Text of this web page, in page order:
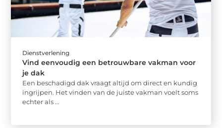
Dienstverlening
Vind eenvoudig een betrouwbare vakman voor
je dak
Een beschadigd dak vraagt altijd om direct en kundig
ingrijpen. Het vinden van de juiste vakman voelt soms
echter als ...